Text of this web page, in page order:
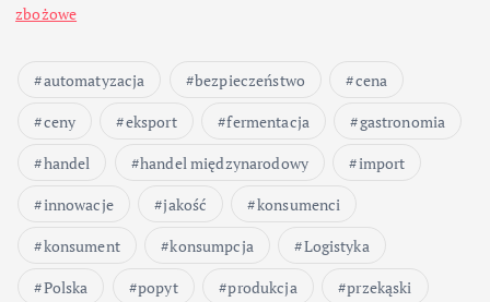
zbożowe
automatyzacja bezpieczeństwo
cena
ceny
eksport fermentacja
gastronomia
handel
handel międzynarodowy
import
innowacje
jakość
konsumenci
konsument
konsumpcja
Logistyka
Polska
popyt produkcja
przekąski